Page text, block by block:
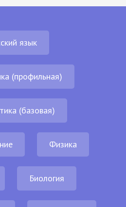
язык
(профильная)
(базовая)
Физика
Биология